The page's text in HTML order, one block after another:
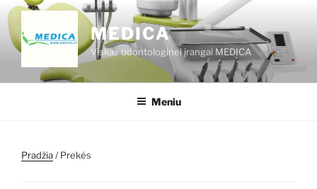
Eiti
prie
turinio
MEDICA
Viskas odontologinei įrangai MEDICA
Meniu
Pradžia/ Prekės